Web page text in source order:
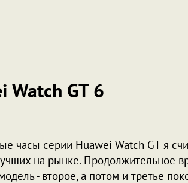
Watch GT 6
часы серии Huawei Watch GT я
на рынке. Продолжительное
- второе, а потом и третье